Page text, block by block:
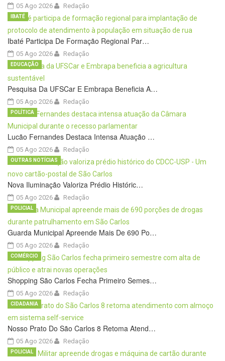
05 Ago 2026 Redação
Ibaté Participa De Formação Regional Par…
05 Ago 2026
IBATÉ
Redação
Pesquisa Da UFSCar E Embrapa Beneficia A…
05 Ago 2026
EDUCAÇÃO
Redação
Lucão Fernandes Destaca Intensa Atuação …
05 Ago 2026
POLÍTICA
Redação
Nova Iluminação Valoriza Prédio Históric…
05 Ago 2026
OUTRAS NOTÍCIAS
Redação
Guarda Municipal Apreende Mais De 690 Po…
05 Ago 2026
POLICIAL
Redação
Shopping São Carlos Fecha Primeiro Semes…
05 Ago 2026
COMÉRCIO
Redação
Nosso Prato Do São Carlos 8 Retoma Atend…
05 Ago 2026
CIDADANIA
Redação
POLICIAL